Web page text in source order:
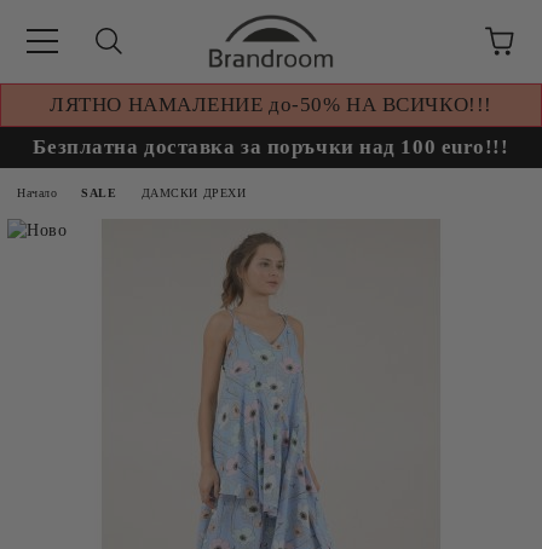
ЛЯТНО НАМАЛЕНИЕ до-50% НА ВСИЧКО!!!
Безплатна доставка за поръчки над 100 euro!!!
Начало SALE ДАМСКИ ДРЕХИ